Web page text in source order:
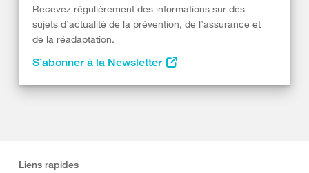
Recevez régulièrement des informations sur des
sujets d’actualité de la prévention, de l’assurance et
de la réadaptation.
S’abonner à la Newsletter
Liens rapides